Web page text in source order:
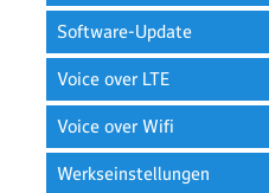
Software-Update
Voice over LTE
Voice over Wifi
Werkseinstellungen